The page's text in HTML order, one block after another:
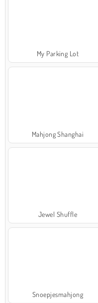
My Parking Lot
Mahjong Shanghai
Jewel Shuffle
Snoepjesmahjong